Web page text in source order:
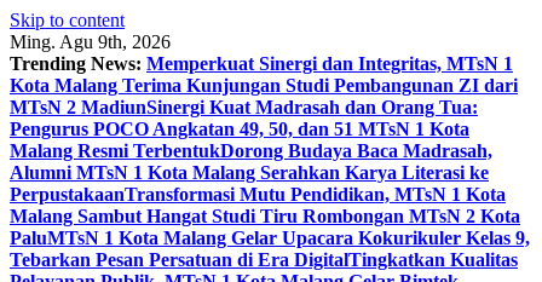
Skip to content
Ming. Agu 9th, 2026
Trending News: Memperkuat Sinergi dan Integritas, MTsN 1
Kota Malang Terima Kunjungan Studi Pembangunan ZI dari
MTsN 2 MadiunSinergi Kuat Madrasah dan Orang Tua:
Pengurus POCO Angkatan 49, 50, dan 51 MTsN 1 Kota
Malang Resmi TerbentukDorong Budaya Baca Madrasah,
Alumni MTsN 1 Kota Malang Serahkan Karya Literasi ke
PerpustakaanTransformasi Mutu Pendidikan, MTsN 1 Kota
Malang Sambut Hangat Studi Tiru Rombongan MTsN 2 Kota
PaluMTsN 1 Kota Malang Gelar Upacara Kokurikuler Kelas 9,
Tebarkan Pesan Persatuan di Era DigitalTingkatkan Kualitas